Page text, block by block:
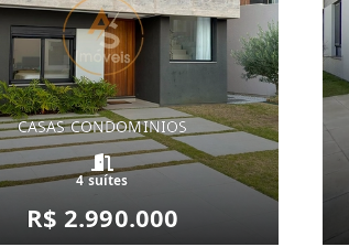
CASAS CONDOMINIOS
4 suítes
R$ 2.990.000